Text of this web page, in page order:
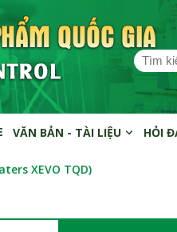
VĂN BẢN - TÀI LIỆU HỎI
XEVO TQD)